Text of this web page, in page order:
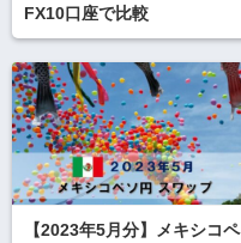
FX10口座で比較
【2023年5月分】メキシコペ